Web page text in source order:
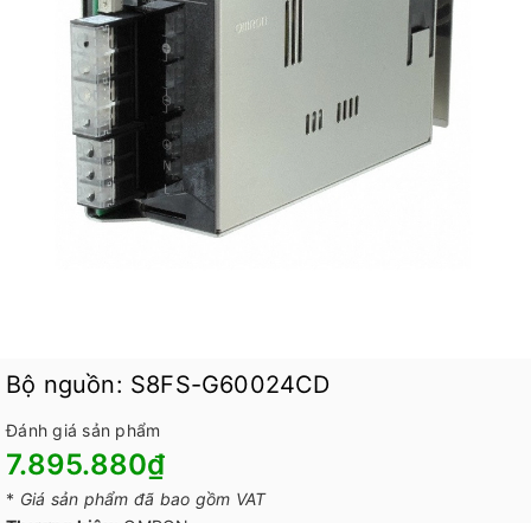
Bộ nguồn: S8FS-G60024CD
Đánh giá sản phẩm
7.895.880₫
* Giá sản phẩm đã bao gồm VAT